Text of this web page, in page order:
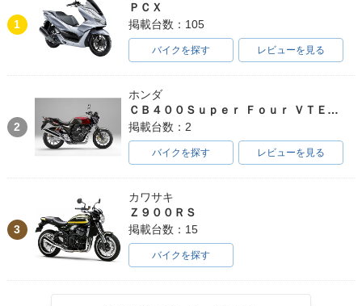
1
ＰＣＸ
掲載台数：105
バイクを探す レビューを見る
2
ホンダ
ＣＢ４００Ｓｕｐｅｒ Ｆｏｕｒ ＶＴＥＣ ＳＰＥＣ３
掲載台数：2
バイクを探す レビューを見る
3
カワサキ
Ｚ９００ＲＳ
掲載台数：15
バイクを探す